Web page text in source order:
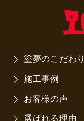
塗夢のこだわり
施工事例
お客様の声
選ばれる理由